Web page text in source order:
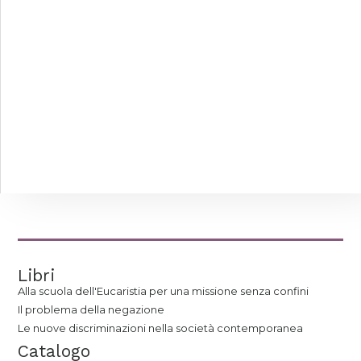
Libri
Alla scuola dell'Eucaristia per una missione senza confini
Il problema della negazione
Le nuove discriminazioni nella società contemporanea
Catalogo